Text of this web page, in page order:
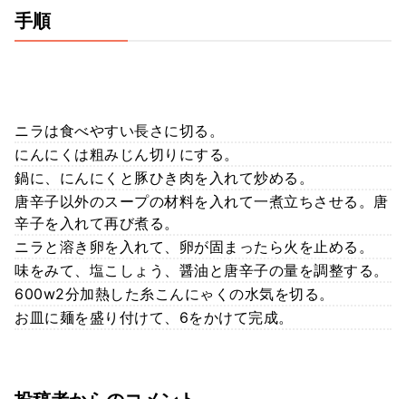
手順
ニラは食べやすい長さに切る。
にんにくは粗みじん切りにする。
鍋に、にんにくと豚ひき肉を入れて炒める。
唐辛子以外のスープの材料を入れて一煮立ちさせる。唐
辛子を入れて再び煮る。
ニラと溶き卵を入れて、卵が固まったら火を止める。
味をみて、塩こしょう、醤油と唐辛子の量を調整する。
600w2分加熱した糸こんにゃくの水気を切る。
お皿に麺を盛り付けて、6をかけて完成。